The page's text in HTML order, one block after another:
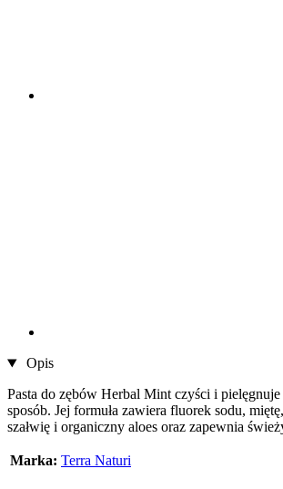
Opis
Pasta do zębów Herbal Mint czyści i
sposób. Jej formuła zawiera fluorek sodu,
szałwię i organiczny aloes oraz zapewnia
Marka: Terra Naturi